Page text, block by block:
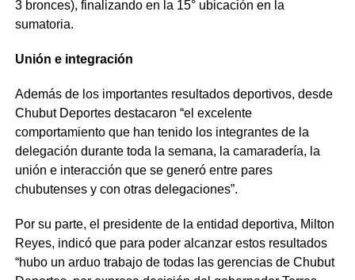
3 bronces), finalizando en la 15° ubicación en la
sumatoria.
Unión e integración
Además de los importantes resultados deportivos, desde
Chubut Deportes destacaron “el excelente
comportamiento que han tenido los integrantes de la
delegación durante toda la semana, la camaradería, la
unión e interacción que se generó entre pares
chubutenses y con otras delegaciones”.
Por su parte, el presidente de la entidad deportiva, Milton
Reyes, indicó que para poder alcanzar estos resultados
“hubo un arduo trabajo de todas las gerencias de Chubut